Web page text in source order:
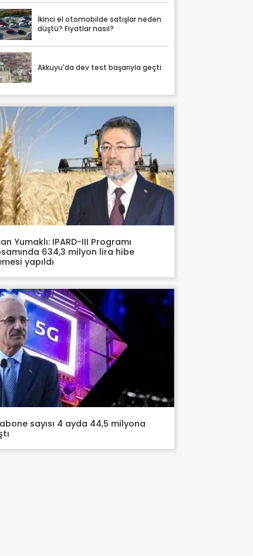
İkinci el otomobilde satışlar neden
düştü? Fiyatlar nasıl?
Akkuyu'da dev test başarıyla geçti
Yumaklı: IPARD-III Programı
634,3 milyon lira hibe
yapıldı
sayısı 4 ayda 44,5 milyona